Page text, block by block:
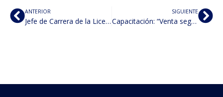
ANTERIOR
Jefe de Carrera de la Licenciatura en Derecho Presencial
SIGUIENTE
Capacitación: “Venta segura por internet”